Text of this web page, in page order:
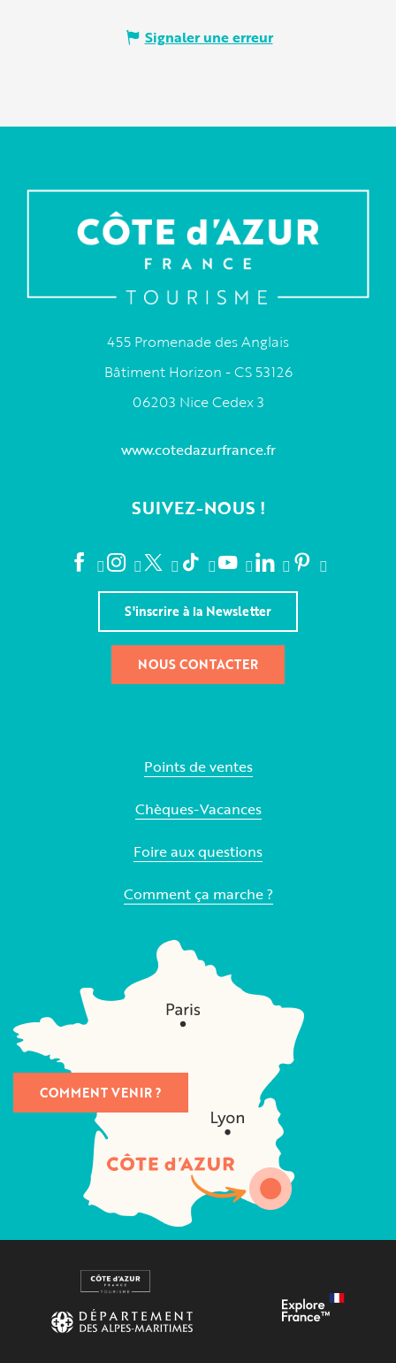
Signaler une erreur
455 Promenade des Anglais
Bâtiment Horizon - CS 53126
06203 Nice Cedex 3
www.cotedazurfrance.fr
SUIVEZ-NOUS !
S'inscrire à la Newsletter
NOUS CONTACTER
Points de ventes
Chèques-Vacances
Foire aux questions
Comment ça marche ?
COMMENT VENIR ?